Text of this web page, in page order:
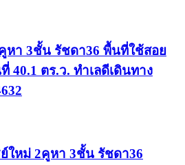
า 3ชั้น รัชดา36 พื้นที่ใช้สอย
40.1 ตร.ว. ทำเลดีเดินทาง
หม่ 2คูหา 3ชั้น รัชดา36